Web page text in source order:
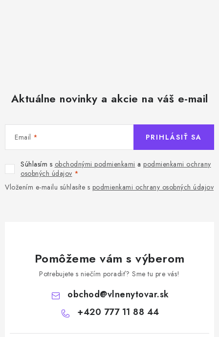
Aktuálne novinky a akcie na váš e-mail
Email
Súhlasím s obchodnými podmienkami a podmienkami ochrany
osobných údajov
Vložením e-mailu súhlasíte s podmienkami ochrany osobných údajov
PRIHLÁSIŤ SA
Pomôžeme vám s výberom
Potrebujete s niečím poradiť? Sme tu pre vás!
obchod@vlnenytovar.sk
+420 777 11 88 44